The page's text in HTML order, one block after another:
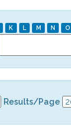
K L M N O
Results/Page